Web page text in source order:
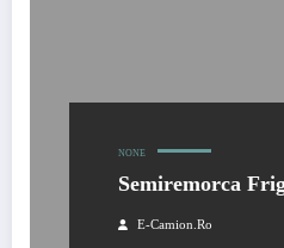
NONE
Semiremorca
E-Camion.ro